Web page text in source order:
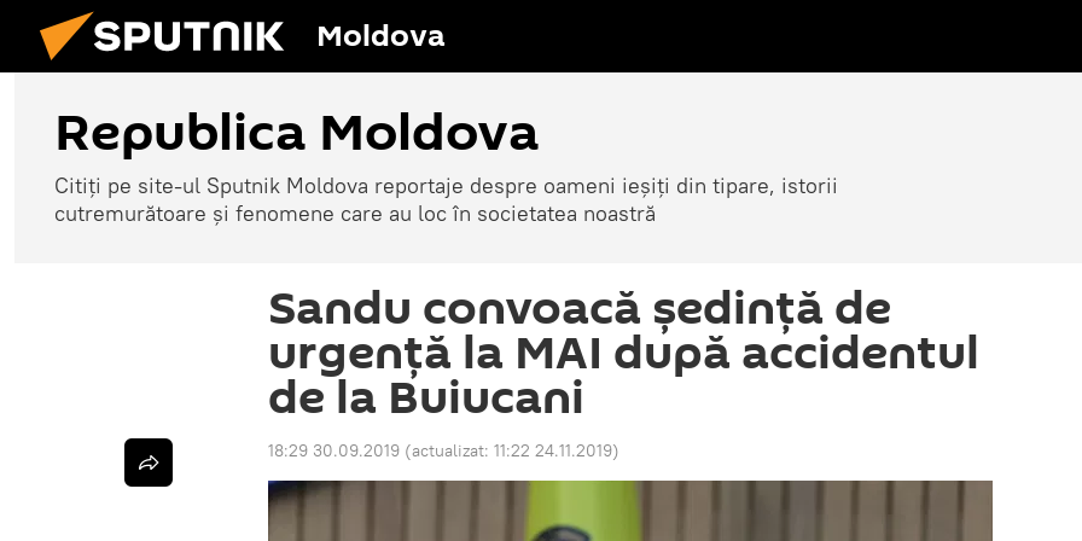
Moldova
Republica Moldova
Citiți pe site-ul Sputnik Moldova reportaje despre oameni ieșiți din tipare, istorii
cutremurătoare și fenomene care au loc în societatea noastră
Sandu convoacă ședință de
urgență la MAI după accidentul
de la Buiucani
18:29 30.09.2019 (actualizat: 11:22 24.11.2019)